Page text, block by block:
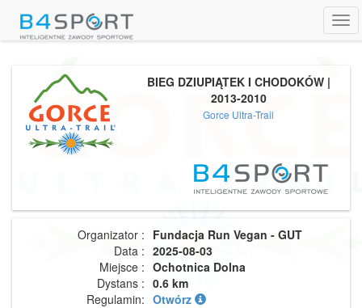
BIEG DZIUPIĄTEK I CHODOKÓW |
2013-2010
Gorce Ultra-Trail
Organizator : Fundacja Run Vegan - GUT
Data : 2025-08-03
Miejsce : Ochotnica Dolna
Dystans : 0.6 km
Regulamin: Otwórz